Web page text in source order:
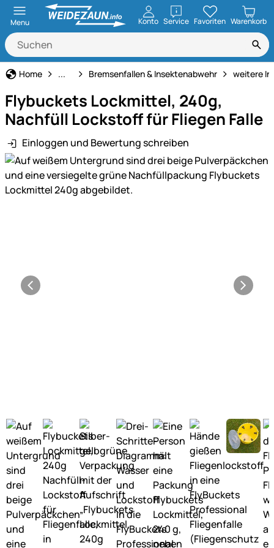
Menu Konto ServiceöffnenFavoriten Warenkorb
Home Tiervertreiber
... Bremsenfallen & Insektenabwehr weitere
Flybuckets Lockmittel, 240g,
Nachfüll Lockstoff für Fliegen Falle
Einloggen und Bewertung schreiben
Produktgalerie